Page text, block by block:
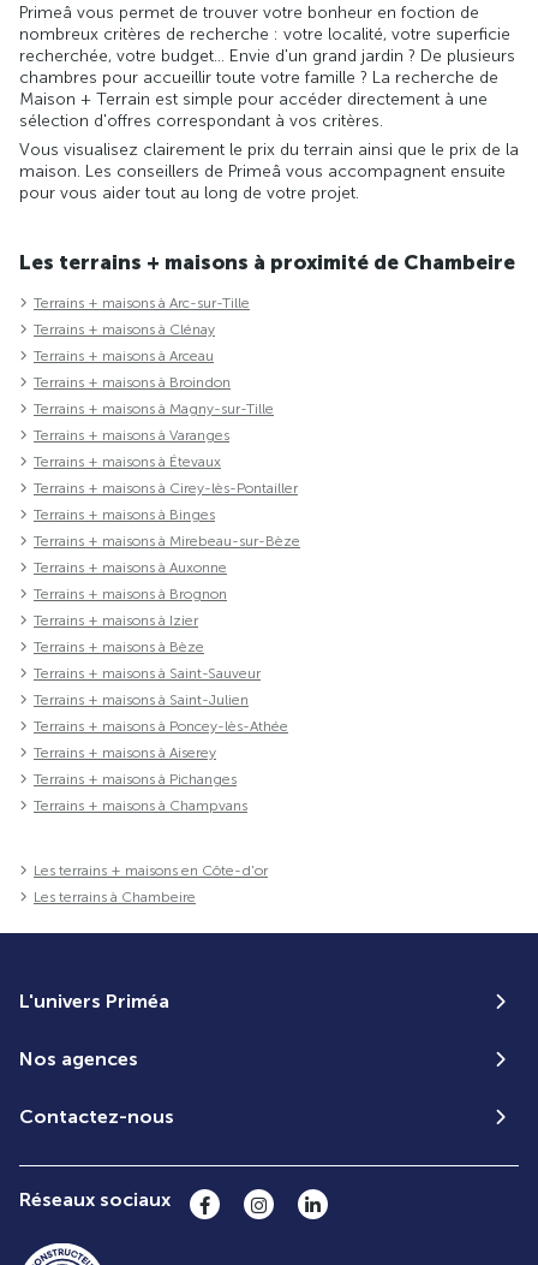
Primeâ vous permet de trouver votre bonheur en foction de
nombreux critères de recherche : votre localité, votre superficie
recherchée, votre budget... Envie d'un grand jardin ? De plusieurs
chambres pour accueillir toute votre famille ? La recherche de
Maison + Terrain est simple pour accéder directement à une
sélection d'offres correspondant à vos critères.
Vous visualisez clairement le prix du terrain ainsi que le prix de la
maison. Les conseillers de Primeâ vous accompagnent ensuite
pour vous aider tout au long de votre projet.
Les terrains + maisons à proximité de Chambeire
Terrains + maisons à Arc-sur-Tille
Terrains + maisons à Clénay
Terrains + maisons à Arceau
Terrains + maisons à Broindon
Terrains + maisons à Magny-sur-Tille
Terrains + maisons à Varanges
Terrains + maisons à Étevaux
Terrains + maisons à Cirey-lès-Pontailler
Terrains + maisons à Binges
Terrains + maisons à Mirebeau-sur-Bèze
Terrains + maisons à Auxonne
Terrains + maisons à Brognon
Terrains + maisons à Izier
Terrains + maisons à Bèze
Terrains + maisons à Saint-Sauveur
Terrains + maisons à Saint-Julien
Terrains + maisons à Poncey-lès-Athée
Terrains + maisons à Aiserey
Terrains + maisons à Pichanges
Terrains + maisons à Champvans
Les terrains + maisons en Côte-d'or
Les terrains à Chambeire
L'univers Priméa
Nos agences
Contactez-nous
Réseaux sociaux